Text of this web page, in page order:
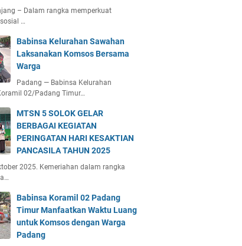
– Dalam rangka memperkuat
…
Babinsa Kelurahan Sawahan
Laksanakan Komsos Bersama
Warga
Padang — Babinsa Kelurahan
02/Padang Timur…
MTSN 5 SOLOK GELAR
BERBAGAI KEGIATAN
PERINGATAN HARI KESAKTIAN
PANCASILA TAHUN 2025
2025. Kemeriahan dalam rangka
Babinsa Koramil 02 Padang
Timur Manfaatkan Waktu Luang
untuk Komsos dengan Warga
Padang